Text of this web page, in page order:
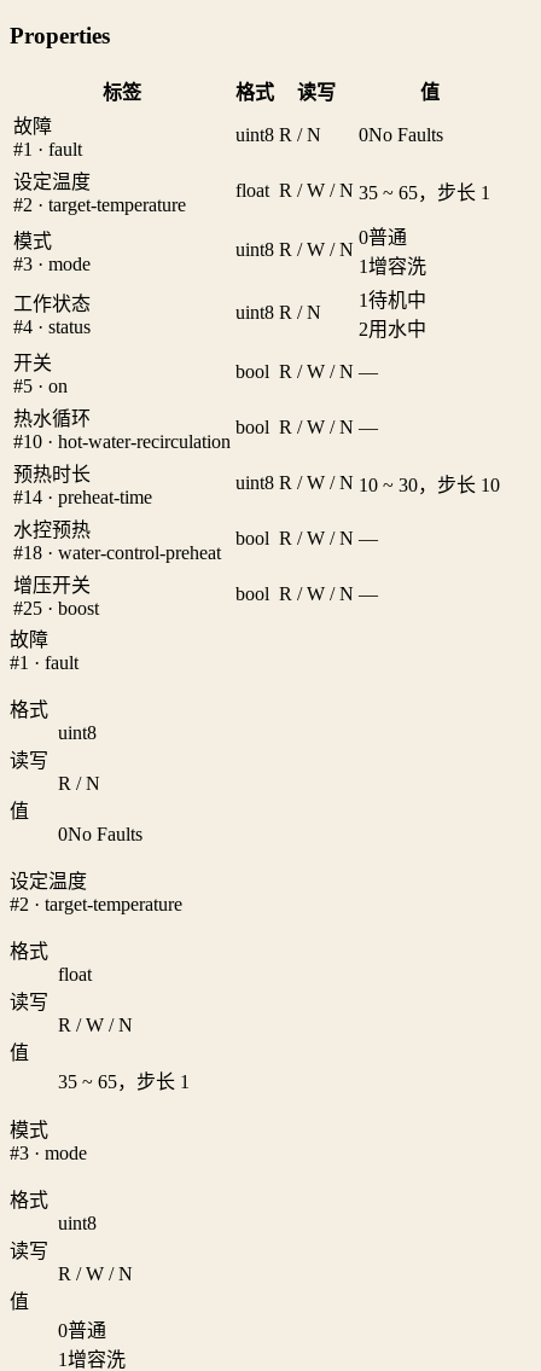
Properties
标签 格式 读写
值
故障
#1 · fault
uint8 R / N 0No Faults
设定温度
#2 · target-temperature
float R / W / N 35 ~ 65，步长 1
模式
#3 · mode
uint8 R / W / N
0普通
1增容洗
工作状态
#4 · status
uint8 R / N
1待机中
2用水中
开关
#5 · on
bool R / W / N —
热水循环
#10 · hot-water-recirculation
bool R / W / N —
预热时长
#14 · preheat-time
uint8 R / W / N 10 ~ 30，步长 10
水控预热
#18 · water-control-preheat
bool R / W / N —
增压开关
#25 · boost
bool R / W / N —
故障
#1 · fault
格式
uint8
读写
R / N
值
0No Faults
设定温度
#2 · target-temperature
格式
float
读写
R / W / N
值
35 ~ 65，步长 1
模式
#3 · mode
格式
uint8
读写
R / W / N
值
0普通
1增容洗